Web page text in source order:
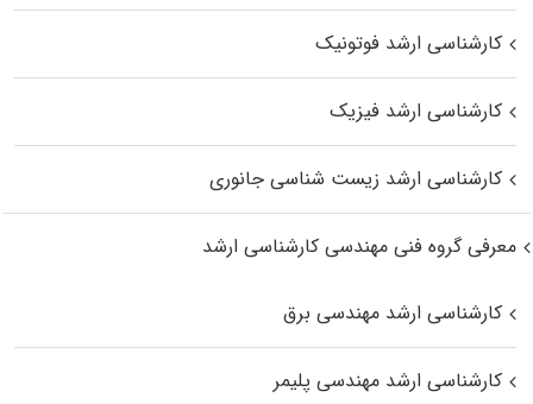
کارشناسی ارشد فوتونیک
کارشناسی ارشد فیزیک
کارشناسی ارشد زیست‌ شناسی جانوری
معرفی گروه فنی مهندسی کارشناسی ارشد
کارشناسی ارشد مهندسی برق
کارشناسی ارشد مهندسی پلیمر